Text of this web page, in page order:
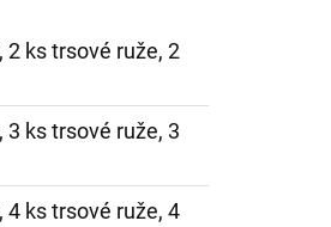
2 ks trsové ruže, 2
ks trsové ruže, 3
4 ks trsové ruže, 4